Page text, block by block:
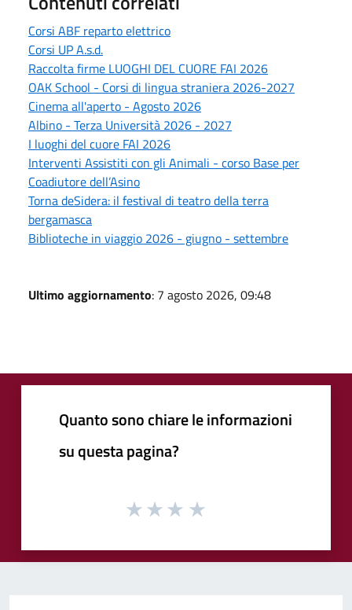
Corsi ABF reparto elettrico
Corsi UP A.s.d.
Raccolta firme LUOGHI DEL CUORE FAI 2026
OAK School - Corsi di lingua straniera 2026-2027
Cinema all'aperto - Agosto 2026
Albino - Terza Università 2026 - 2027
I luoghi del cuore FAI 2026
Interventi Assistiti con gli Animali - corso Base per
Coadiutore dell’Asino
Torna deSidera: il festival di teatro della terra
bergamasca
Biblioteche in viaggio 2026 - giugno - settembre
Ultimo aggiornamento: 7 agosto 2026, 09:48
Quanto sono chiare le informazioni
su questa pagina?